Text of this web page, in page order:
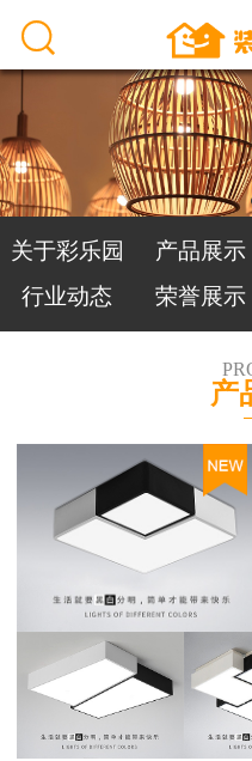

关于彩乐园 产品展示
行业动态
荣誉展示
产